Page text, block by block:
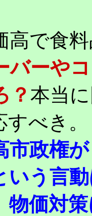
高で食
バーや
？ 本当
すべき。
市政権
いう言
物価対